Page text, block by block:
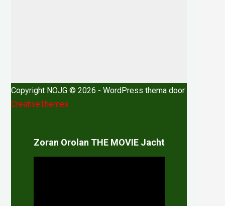
Copyright NOJG © 2026 - WordPress thema door
CreativeThemes
Zoran Orolan THE MOVIE Jacht